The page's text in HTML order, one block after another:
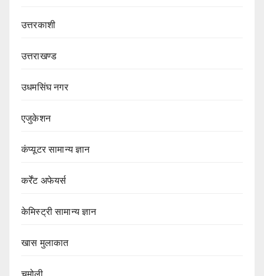
उत्तरकाशी
उत्तराखण्ड
उधमसिंघ नगर
एजुकेशन
कंप्यूटर सामान्य ज्ञान
कर्रेंट अफेयर्स
केमिस्ट्री सामान्य ज्ञान
खास मुलाकात